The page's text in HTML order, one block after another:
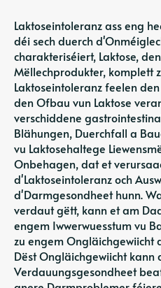
Laktoseintoleranz ass eng
déi sech duerch
charakteriséiert, Laktose,
Mëllechprodukter, komplett
Laktoseintoleranz feelen
den Ofbau vun Laktose
verschiddene
Blähungen, Duerchfall a
vu Laktosehaltege
Onbehagen, dat et
d'Laktoseintoleranz och
d'Darmgesondheet hunn.
verdaut gëtt, kann et am
engem Iwwerwuesstum vu
zu engem
Dëst Ongläichgewiicht kann
Verdauungsgesondheet